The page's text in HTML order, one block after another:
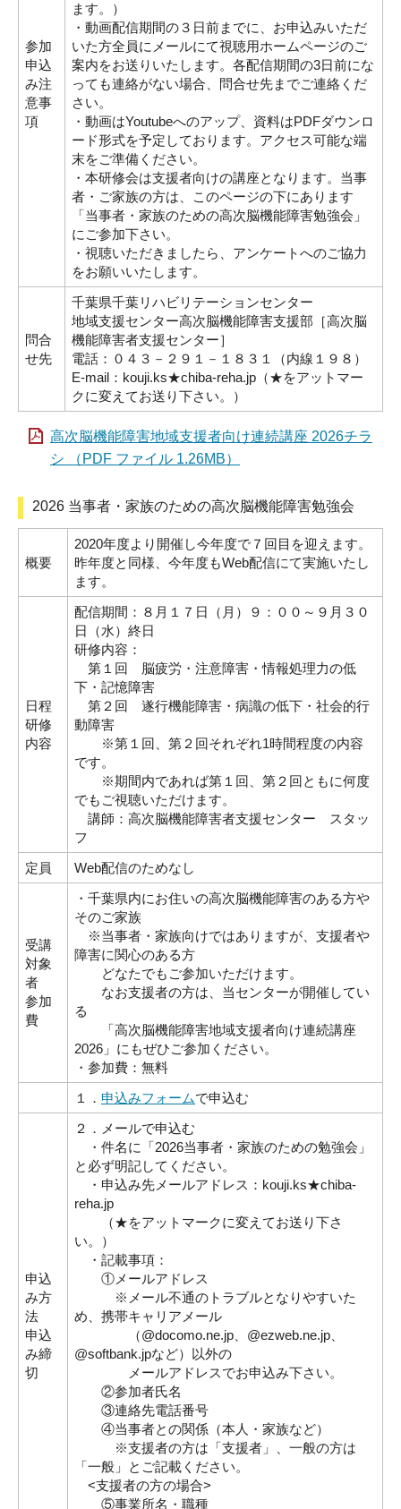
参加
申込
み注
意事
項
ます。）
・動画配信期間の３日前までに、お申込みいただ
いた方全員にメールにて視聴用ホームページのご
案内をお送りいたします。各配信期間の3日前にな
っても連絡がない場合、問合せ先までご連絡くだ
さい。
・動画はYoutubeへのアップ、資料はPDFダウンロ
ード形式を予定しております。アクセス可能な端
末をご準備ください。
・本研修会は支援者向けの講座となります。当事
者・ご家族の方は、このページの下にあります
「当事者・家族のための高次脳機能障害勉強会」
にご参加下さい。
・視聴いただきましたら、アンケートへのご協力
をお願いいたします。
問合
せ先
千葉県千葉リハビリテーションセンター
地域支援センター高次脳機能障害支援部［高次脳
機能障害者支援センター］
電話：０４３－２９１－１８３１（内線１９８）
E-mail：kouji.ks★chiba-reha.jp（★をアットマー
クに変えてお送り下さい。）
高次脳機能障害地域支援者向け連続講座 2026チラ
シ （PDF ファイル 1.26MB）
2026 当事者・家族のための高次脳機能障害勉強会
概要
2020年度より開催し今年度で７回目を迎えます。
昨年度と同様、今年度もWeb配信にて実施いたし
ます。
日程
研修
内容
配信期間：８月１７日（月）９：００～９月３０
日（水）終日
研修内容：
第１回 脳疲労・注意障害・情報処理力の低
下・記憶障害
第２回 遂行機能障害・病識の低下・社会的行
動障害
※第１回、第２回それぞれ1時間程度の内容
です。
※期間内であれば第１回、第２回ともに何度
でもご視聴いただけます。
講師：高次脳機能障害者支援センター スタッ
フ
定員
Web配信のためなし
受講
対象
者
参加
費
・千葉県内にお住いの高次脳機能障害のある方や
そのご家族
※当事者・家族向けではありますが、支援者や
障害に関心のある方
どなたでもご参加いただけます。
なお支援者の方は、当センターが開催してい
る
「高次脳機能障害地域支援者向け連続講座
2026」にもぜひご参加ください。
・参加費：無料
１． 申込みフォームで申込む
申込
み方
法
申込
み締
切
２．メールで申込む
・件名に「2026当事者・家族のための勉強会」
と必ず明記してください。
・申込み先メールアドレス：kouji.ks★chiba-
reha.jp
（★をアットマークに変えてお送り下さ
い。）
・記載事項：
①メールアドレス
※メール不通のトラブルとなりやすいた
め、携帯キャリアメール
（@docomo.ne.jp、@ezweb.ne.jp、
@softbank.jpなど）以外の
メールアドレスでお申込み下さい。
②参加者氏名
③連絡先電話番号
④当事者との関係（本人・家族など）
※支援者の方は「支援者」、一般の方は
「一般」とご記載ください。
<支援者の方の場合>
⑤事業所名・職種